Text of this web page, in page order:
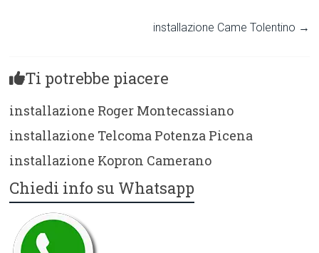
installazione Came Tolentino →
Ti potrebbe piacere
installazione Roger Montecassiano
installazione Telcoma Potenza Picena
installazione Kopron Camerano
Chiedi info su Whatsapp